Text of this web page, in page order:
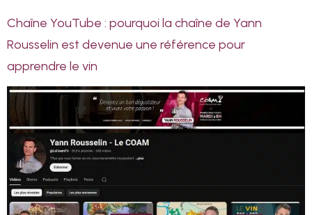
Chaîne YouTube : pourquoi la chaîne de Yann
Rousselin est devenue une référence pour
apprendre le vin